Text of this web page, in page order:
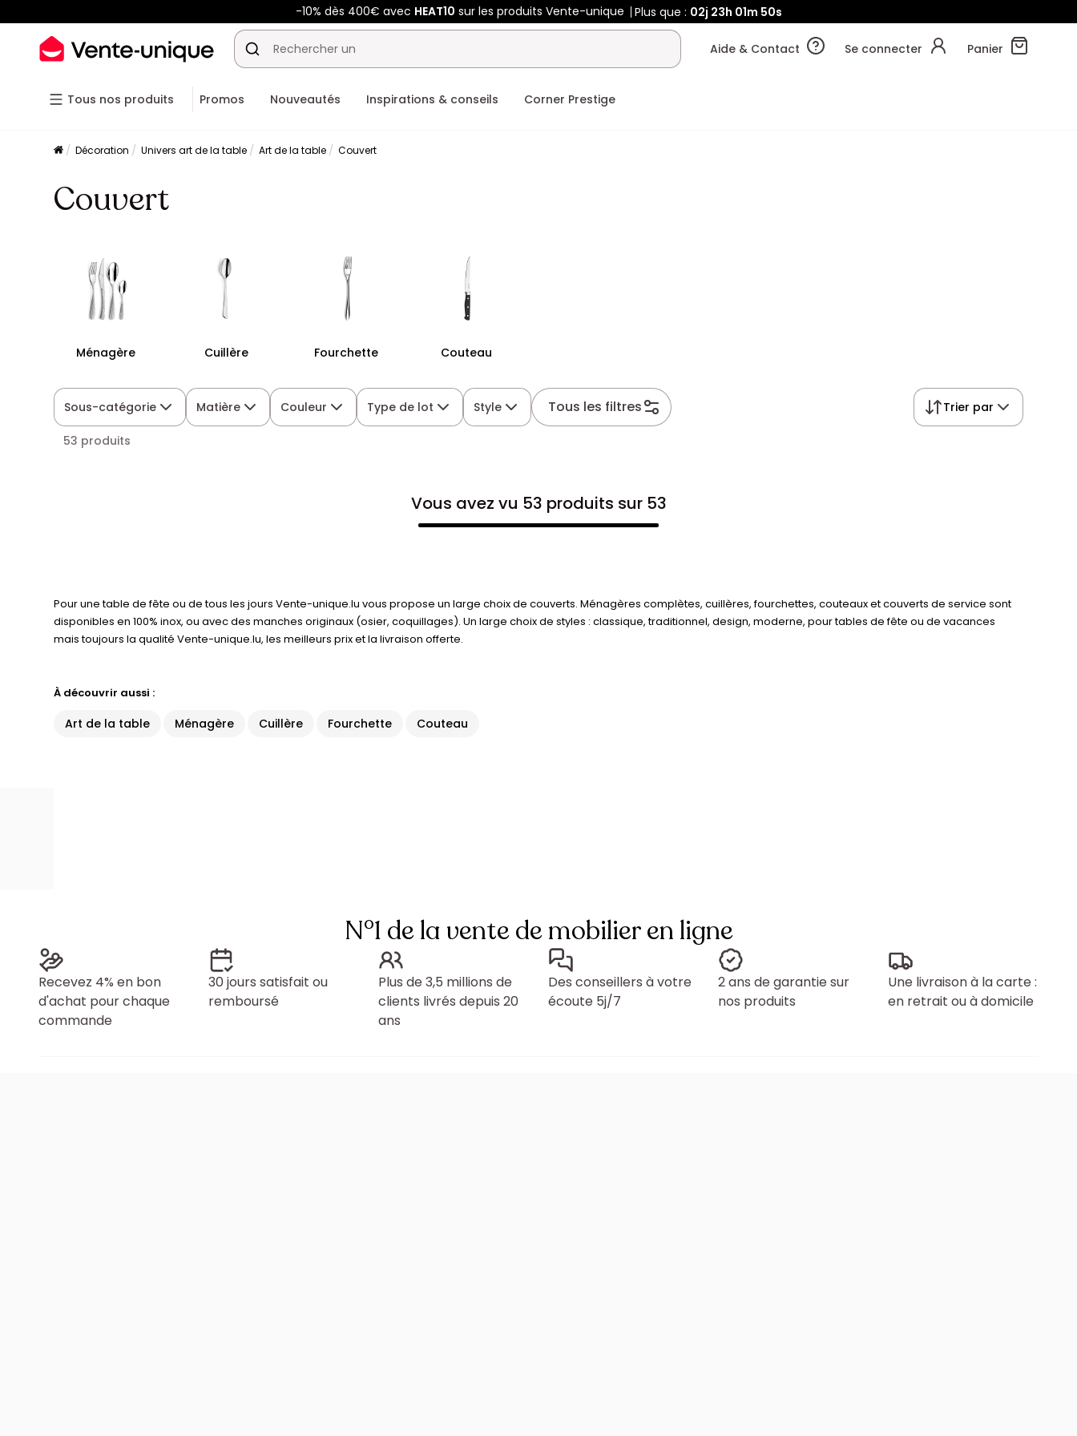
-10% dès 400€ avec HEAT10 sur les produits Vente-unique Plus que : 02j 23h 01m 50s
Aide & Contact Se connecter Panier
Tous nos produits Promos Nouveautés Inspirations & conseils Corner Prestige
Décoration Univers art de la table Art de la table Couvert
Couvert
Ménagère Cuillère Fourchette Couteau
Sous-catégorie Matière Couleur Type de lot Style Tous les filtres Trier par
53 produits
Vous avez vu 53 produits sur 53
Pour une table de fête ou de tous les jours Vente-unique.lu vous propose un large choix de couverts. Ménagères complètes, cuillères, fourchettes, couteaux et couverts de service sont
disponibles en 100% inox, ou avec des manches originaux (osier, coquillages). Un large choix de styles : classique, traditionnel, design, moderne, pour tables de fête ou de vacances
mais toujours la qualité Vente-unique.lu, les meilleurs prix et la livraison offerte.
À découvrir aussi :
Art de la table Ménagère Cuillère Fourchette Couteau
N°1 de la vente de mobilier en ligne
Recevez 4% en bon
d'achat pour chaque
commande
30 jours satisfait ou
remboursé
Plus de 3,5 millions de
clients livrés depuis 20
ans
Des conseillers à votre
écoute 5j/7
2 ans de garantie sur
nos produits
Une livraison à la carte :
en retrait ou à domicile